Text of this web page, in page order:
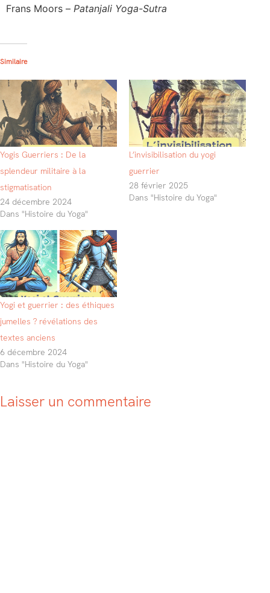
Frans Moors – Patanjali Yoga-Sutra
Similaire
Yogis Guerriers : De la
splendeur militaire à la
stigmatisation
24 décembre 2024
Dans "Histoire du Yoga"
L’invisibilisation du yogi
guerrier
28 février 2025
Dans "Histoire du Yoga"
Yogi et guerrier : des éthiques
jumelles ? révélations des
textes anciens
6 décembre 2024
Dans "Histoire du Yoga"
Laisser un commentaire